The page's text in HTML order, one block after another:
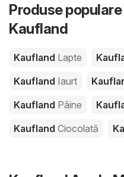
Produse
Kaufland
Kaufland Lapte
Kaufland Iaurt
Kaufland Pâine
Kaufland Ciocolată